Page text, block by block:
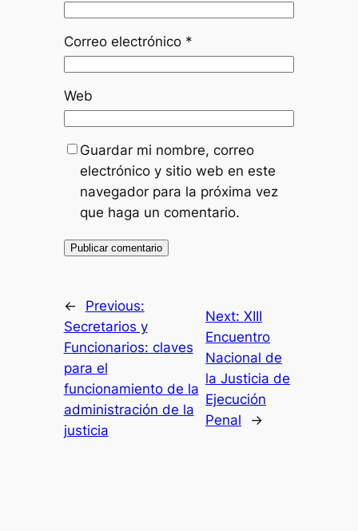
Correo electrónico *
Web
Guardar mi nombre, correo
electrónico y sitio web en este
navegador para la próxima vez
que haga un comentario.
←
Previous:
Secretarios y
Funcionarios: claves
para el
funcionamiento de la
administración de la
justicia
Next:XIII
Encuentro
Nacional de
la Justicia de
Ejecución
Penal
→